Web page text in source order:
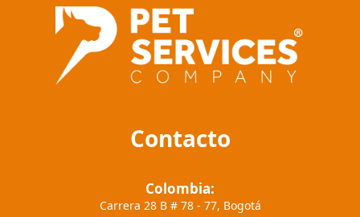
Contacto
Colombia:
Carrera 28 B # 78 - 77, Bogotá